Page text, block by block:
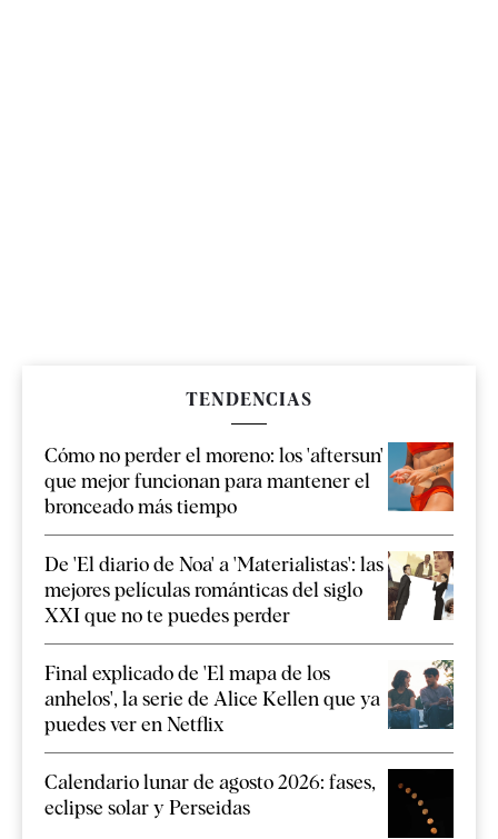
TENDENCIAS
Cómo no perder el moreno: los 'aftersun'
que mejor funcionan para mantener el
bronceado más tiempo
De 'El diario de Noa' a 'Materialistas': las
mejores películas románticas del siglo
XXI que no te puedes perder
Final explicado de 'El mapa de los
anhelos', la serie de Alice Kellen que ya
puedes ver en Netflix
Calendario lunar de agosto 2026: fases,
eclipse solar y Perseidas